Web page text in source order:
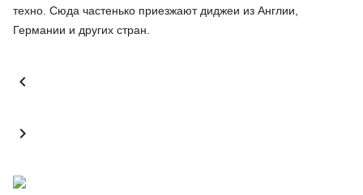
техно. Сюда частенько приезжают диджеи из Англии,
Германии и других стран.

